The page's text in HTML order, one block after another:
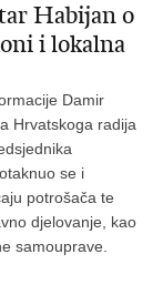
Habijan o
i lokalna
Damir
Hrvatskoga radija
se i
potrošača te
djelovanje, kao
samouprave.